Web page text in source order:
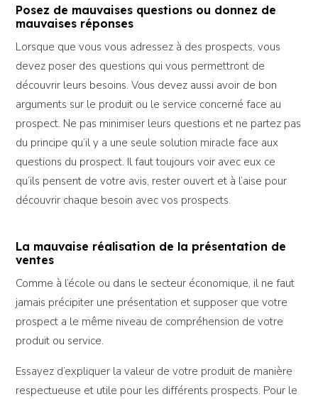
Posez de mauvaises questions ou donnez de
mauvaises réponses
Lorsque que vous vous adressez à des prospects, vous
devez poser des questions qui vous permettront de
découvrir leurs besoins. Vous devez aussi avoir de bon
arguments sur le produit ou le service concerné face au
prospect. Ne pas minimiser leurs questions et ne partez pas
du principe qu’il y a une seule solution miracle face aux
questions du prospect. Il faut toujours voir avec eux ce
qu’ils pensent de votre avis, rester ouvert et à l’aise pour
découvrir chaque besoin avec vos prospects.
La mauvaise réalisation de la présentation de
ventes
Comme à l’école ou dans le secteur économique, il ne faut
jamais précipiter une présentation et supposer que votre
prospect a le même niveau de compréhension de votre
produit ou service.
Essayez d’expliquer la valeur de votre produit de manière
respectueuse et utile pour les différents prospects. Pour le